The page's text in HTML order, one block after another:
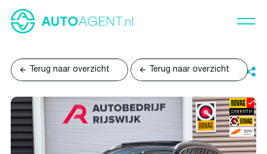
Terug naar overzicht Terug naar overzicht